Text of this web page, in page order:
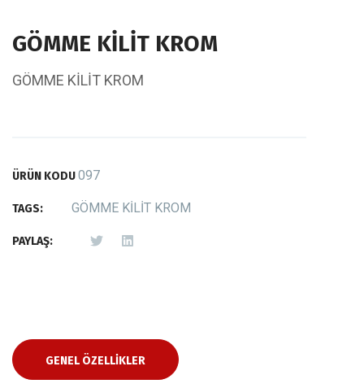
GÖMME KİLİT KROM
GÖMME KİLİT KROM
ÜRÜN KODU097
TAGS: GÖMME KİLİT KROM
PAYLAŞ:
GENEL ÖZELLIKLER